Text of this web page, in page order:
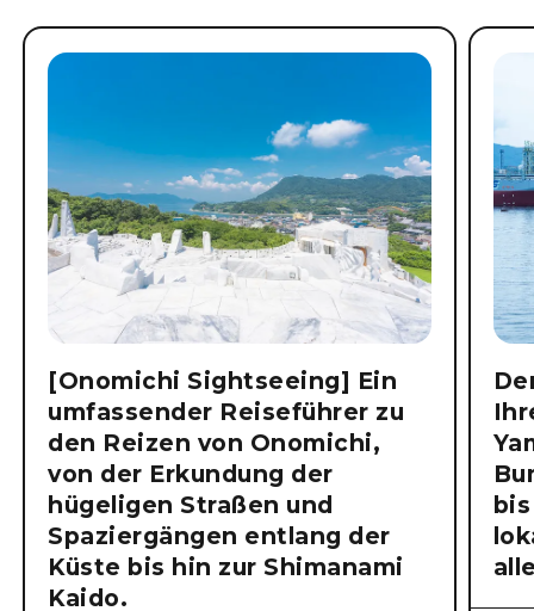
[Onomichi Sightseeing] Ein
umfassender Reiseführer zu
den Reizen von Onomichi,
von der Erkundung der
hügeligen Straßen und
Spaziergängen entlang der
Küste bis hin zur Shimanami
Kaido.